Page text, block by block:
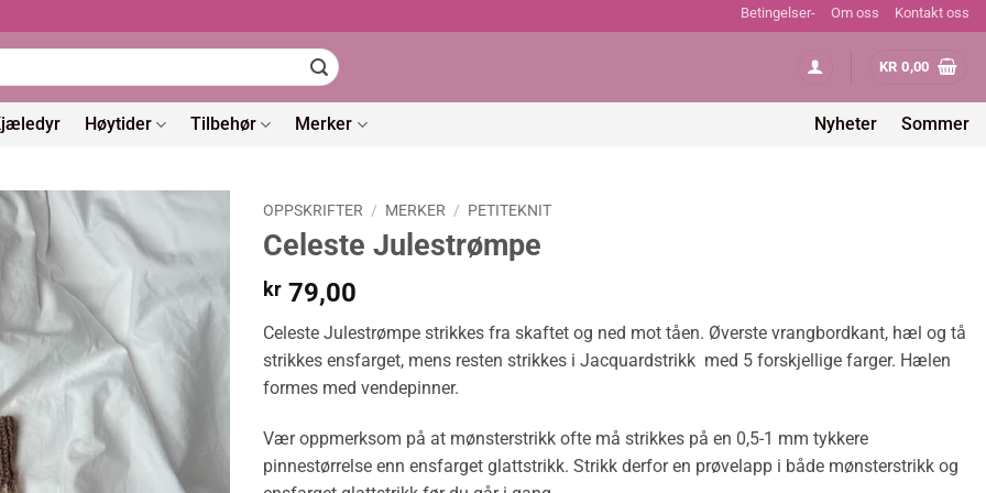
Betingelser- Om oss Kontakt oss
KR 0,00
Høytider Tilbehør Merker Nyheter Sommer
OPPSKRIFTER / MERKER / PETITEKNIT
Celeste Julestrømpe
kr 79,00
Celeste Julestrømpe strikkes fra skaftet og ned mot tåen. Øverste vrangbordkant, hæl og tå
strikkes ensfarget, mens resten strikkes i Jacquardstrikk med 5 forskjellige farger. Hælen
formes med vendepinner.
Vær oppmerksom på at mønsterstrikk ofte må strikkes på en 0,5-1 mm tykkere
pinnestørrelse enn ensfarget glattstrikk. Strikk derfor en prøvelapp i både mønsterstrikk og